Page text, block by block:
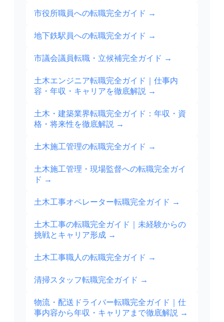
市役所職員への転職完全ガイド →
地下鉄駅員への転職完全ガイド →
市議会議員転職・立候補完全ガイド →
土木エンジニア転職完全ガイド｜仕事内
容・年収・キャリアを徹底解説 →
土木・建築業界転職完全ガイド：年収・資
格・将来性を徹底解説 →
土木施工管理の転職完全ガイド →
土木施工管理・現場監督への転職完全ガイ
ド →
土木工事オペレーター転職完全ガイド →
土木工事の転職完全ガイド｜未経験からの
挑戦とキャリア形成 →
土木工事職人の転職完全ガイド →
清掃スタッフ転職完全ガイド →
物流・配送ドライバー転職完全ガイド｜仕
事内容から年収・キャリアまで徹底解説 →